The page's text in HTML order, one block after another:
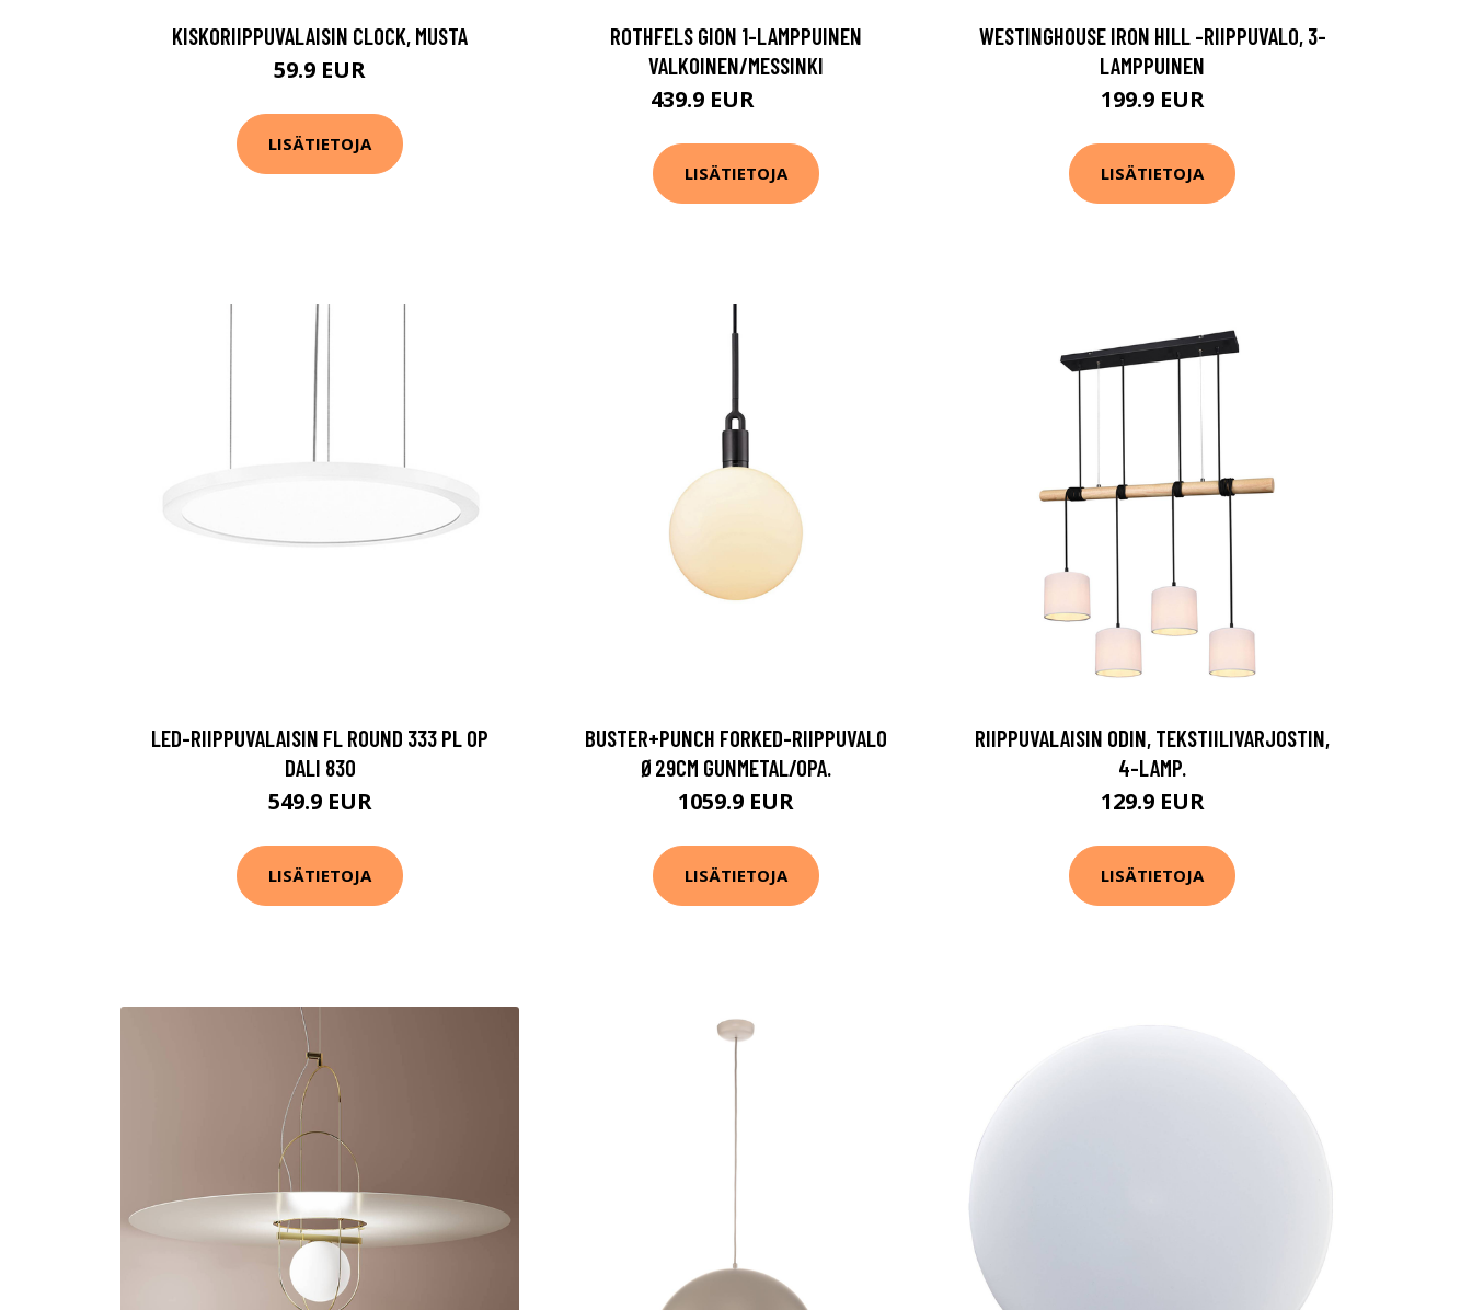
KISKORIIPPUVALAISIN CLOCK, MUSTA
59.9 EUR
LISÄTIETOJA
ROTHFELS GION 1-LAMPPUINEN
VALKOINEN/MESSINKI
439.9 EUR
LISÄTIETOJA
WESTINGHOUSE IRON HILL -RIIPPUVALO, 3-
LAMPPUINEN
199.9 EUR
LISÄTIETOJA
LED-RIIPPUVALAISIN FL ROUND 333 PL OP
DALI 830
549.9 EUR
LISÄTIETOJA
BUSTER+PUNCH FORKED-RIIPPUVALO
Ø29CM GUNMETAL/OPA.
1059.9 EUR
LISÄTIETOJA
RIIPPUVALAISIN ODIN, TEKSTIILIVARJOSTIN,
4-LAMP.
129.9 EUR
LISÄTIETOJA